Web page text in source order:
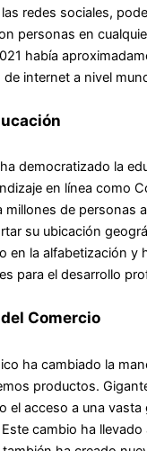
redes sociales,
personas en
había
internet a nivel
democratizado la
en línea como
millones de personas
su ubicación
en la alfabetización y
para el desarrollo
Comercio
ha cambiado la
productos.
el acceso a una
cambio ha llevado